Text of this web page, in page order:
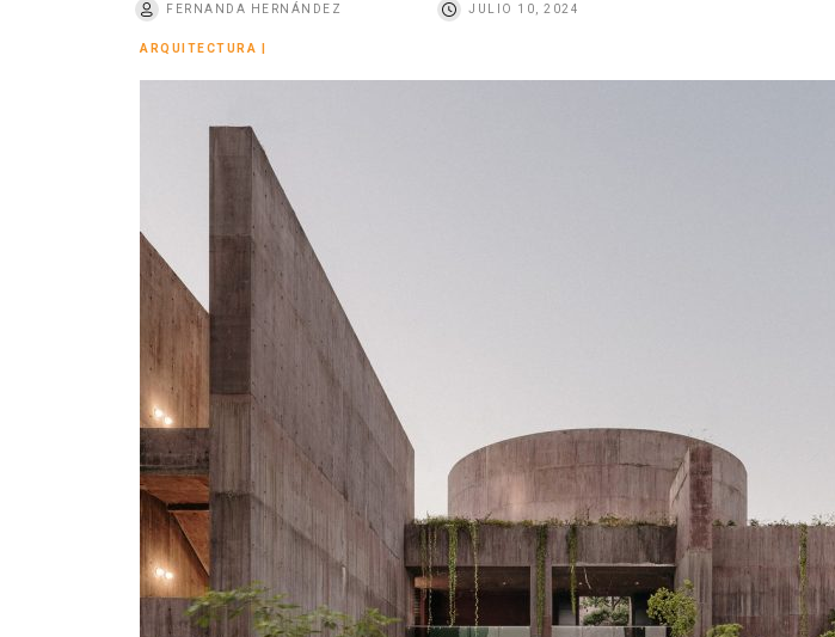
FERNANDA HERNÁNDEZ JULIO 10, 2024
ARQUITECTURA